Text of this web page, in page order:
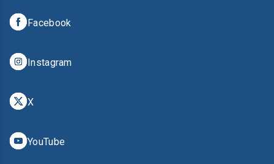
Facebook
Instagram
X
YouTube